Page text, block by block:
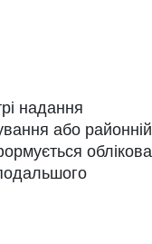
надання
або районній
облікова